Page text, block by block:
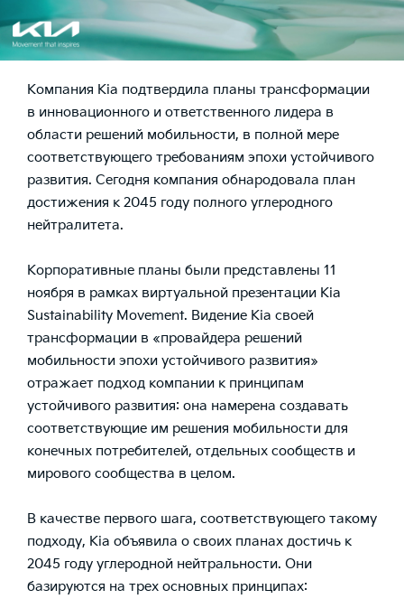
Компания Kia подтвердила планы трансформации
в инновационного и ответственного лидера в
области решений мобильности, в полной мере
соответствующего требованиям эпохи устойчивого
развития. Сегодня компания обнародовала план
достижения к 2045 году полного углеродного
нейтралитета.
Корпоративные планы были представлены 11
ноября в рамках виртуальной презентации Kia
Sustainability Movement. Видение Kia своей
трансформации в «провайдера решений
мобильности эпохи устойчивого развития»
отражает подход компании к принципам
устойчивого развития: она намерена создавать
соответствующие им решения мобильности для
конечных потребителей, отдельных сообществ и
мирового сообщества в целом.
В качестве первого шага, соответствующего такому
подходу, Kia объявила о своих планах достичь к
2045 году углеродной нейтральности. Они
базируются на трех основных принципах: